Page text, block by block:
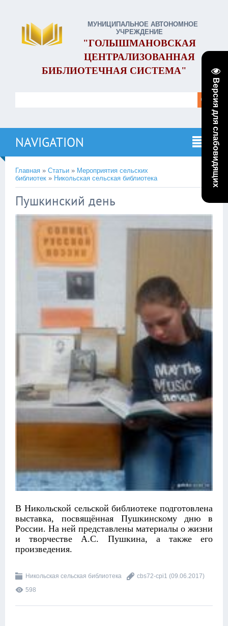
Версия для слабовидящих
МУНИЦИПАЛЬНОЕ АВТОНОМНОЕ
УЧРЕЖДЕНИЕ
"ГОЛЫШМАНОВСКАЯ
ЦЕНТРАЛИЗОВАННАЯ
БИБЛИОТЕЧНАЯ СИСТЕМА"
NAVIGATION
Главная » Статьи » Мероприятия сельских
библиотек » Никольская сельская библиотека
Пушкинский день
В Никольской сельской библиотеке подготовлена
выставка, посвящённая Пушкинскому дню в
России. На ней представлены материалы о жизни
и творчестве А.С. Пушкина, а также его
произведения.
Никольская сельская библиотека cbs72-cpi1 (09.06.2017)
598